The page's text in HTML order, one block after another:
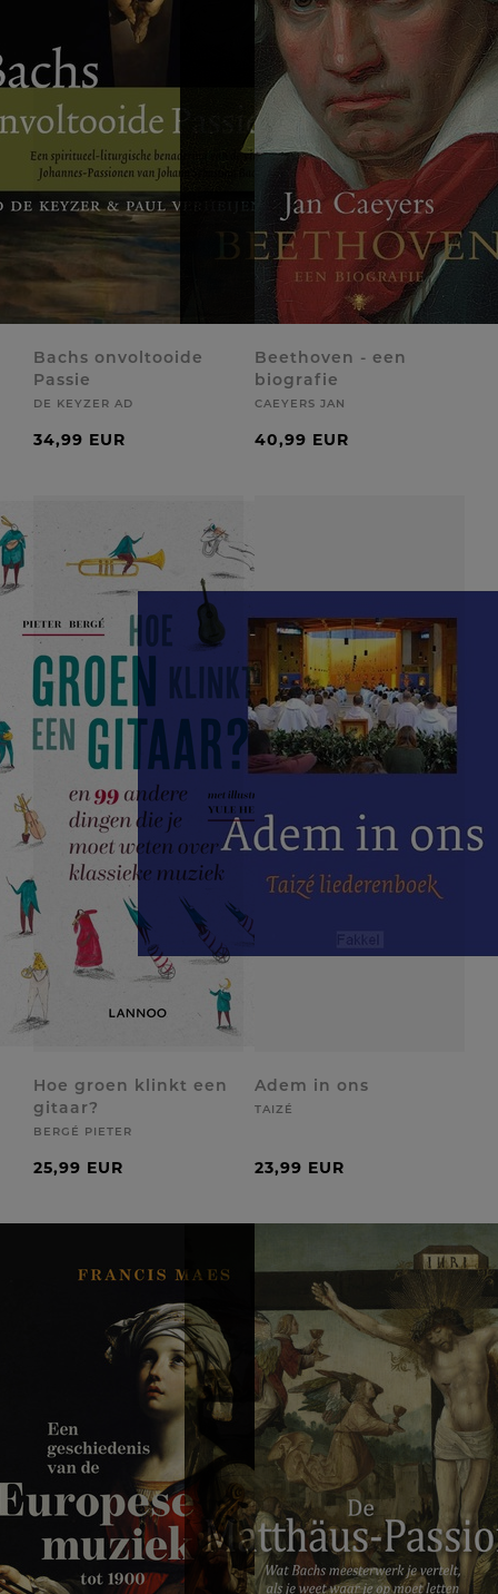
Bachs onvoltooide
Passie
DE KEYZER AD
34,99 EUR
Beethoven - een
biografie
CAEYERS JAN
40,99 EUR
Hoe groen klinkt een
gitaar?
BERGÉ PIETER
25,99 EUR
Adem in ons
TAIZÉ
23,99 EUR